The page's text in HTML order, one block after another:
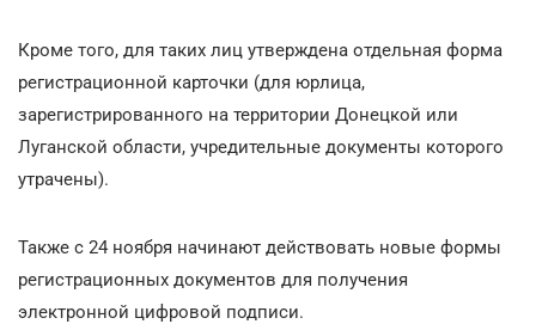
Кроме того, для таких лиц утверждена отдельная форма
регистрационной карточки (для юрлица,
зарегистрированного на территории Донецкой или
Луганской области, учредительные документы которого
утрачены).
Также с 24 ноября начинают действовать новые формы
регистрационных документов для получения
электронной цифровой подписи.